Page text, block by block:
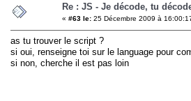
Re : JS - Je décode, tu
« #63 le: 25 Décembre 2009 à
as tu trouver le script ?
si oui, renseigne toi sur le language pour
si non, cherche il est pas loin